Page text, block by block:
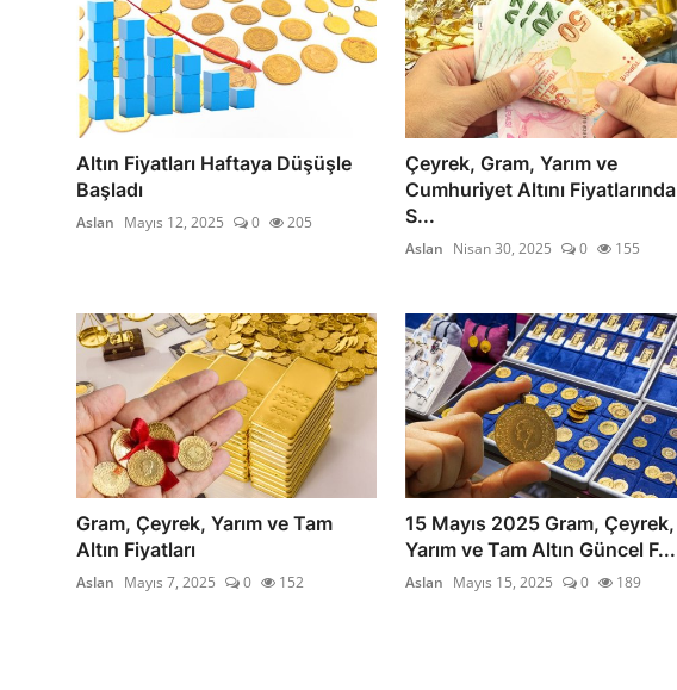
Altın Fiyatları Haftaya Düşüşle
Başladı
Aslan Mayıs 12, 2025 0 205
Çeyrek, Gram, Yarım ve
Cumhuriyet Altını Fiyatlarında
S...
Aslan Nisan 30, 2025 0 155
Gram, Çeyrek, Yarım ve Tam
Altın Fiyatları
Aslan Mayıs 7, 2025 0 152
15 Mayıs 2025 Gram, Çeyrek,
Yarım ve Tam Altın Güncel F...
Aslan Mayıs 15, 2025 0 189